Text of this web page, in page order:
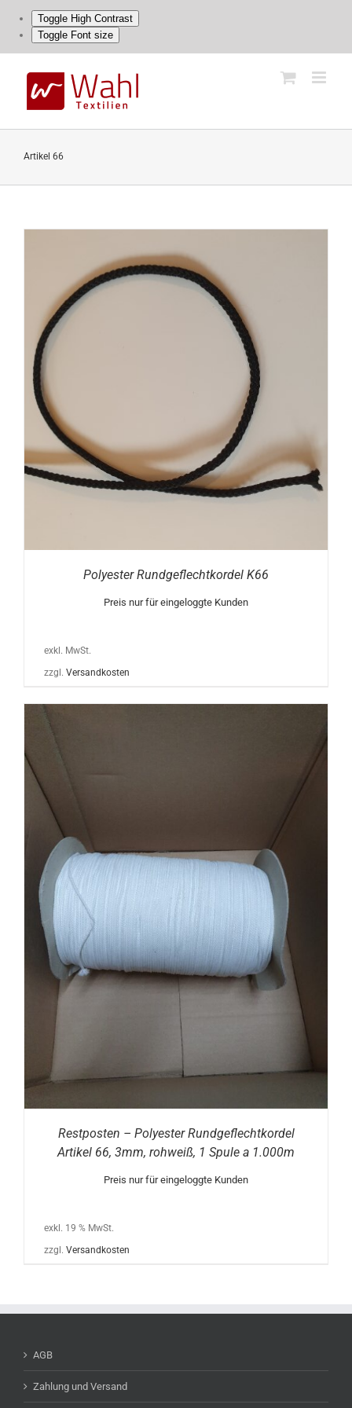
Toggle High Contrast
Toggle Font size
content
Artikel 66
Polyester Rundgeflechtkordel K66
Preis nur für eingeloggte Kunden
exkl. MwSt.
zzgl. Versandkosten
Restposten – Polyester Rundgeflechtkordel
Artikel 66, 3mm, rohweiß, 1 Spule a 1.000m
Preis nur für eingeloggte Kunden
exkl. 19 % MwSt.
zzgl. Versandkosten
AGB
Zahlung und Versand